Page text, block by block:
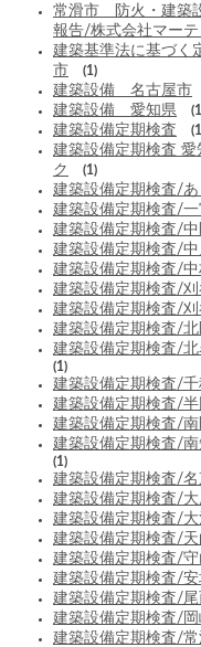
常滑市 防火・建築
報告/株式会社マーテ
建築基準法に基づく
市
(1)
建築設備 名古屋市
建築設備 愛知県
建築設備定期検査
建築設備定期検査
ク
(1)
建築設備定期検査/
建築設備定期検査/
建築設備定期検査/
建築設備定期検査/
建築設備定期検査/
建築設備定期検査/
建築設備定期検査/
建築設備定期検査/
建築設備定期検査/
(1)
建築設備定期検査/
建築設備定期検査/
建築設備定期検査/
建築設備定期検査/
(1)
建築設備定期検査/
建築設備定期検査/
建築設備定期検査/
建築設備定期検査/
建築設備定期検査/
建築設備定期検査/
建築設備定期検査/
建築設備定期検査/
建築設備定期検査/